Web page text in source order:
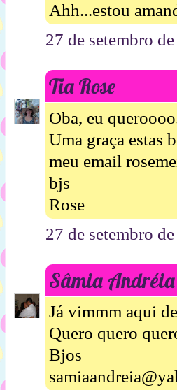
Ahh...estou
27 de setembro
Tia Rose
Oba, eu
Uma graça estas
meu email
bjs
Rose
27 de setembro
Sâmia Andréia
Já vimmm aqui
Quero quero
Bjos